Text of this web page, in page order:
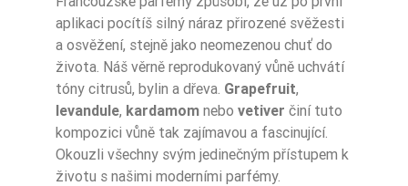
aplikaci pocítíš silný náraz přirozené svěžesti
a osvěžení, stejně jako neomezenou chuť do
života. Náš věrně reprodukovaný vůně uchvátí
tóny citrusů, bylin a dřeva. Grapefruit,
levandule, kardamom nebo vetiver činí tuto
kompozici vůně tak zajímavou a fascinující.
Okouzli všechny svým jedinečným přístupem k
životu s našimi moderními parfémy.
Zaperfumowanie 22%
Ean13 5906826215091